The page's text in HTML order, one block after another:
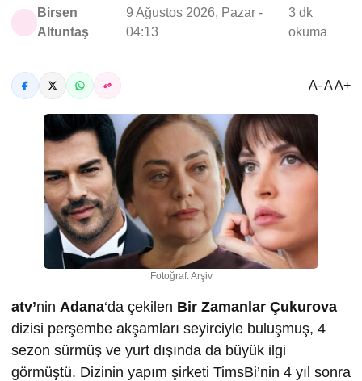
Birsen
Altuntaş
9 Ağustos 2026, Pazar -
04:13
3 dk
okuma
A- A A+
Fotoğraf: Arşiv
atv’nin Adana‘da çekilen Bir Zamanlar Çukurova
dizisi perşembe akşamları seyirciyle buluşmuş, 4
sezon sürmüş ve yurt dışında da büyük ilgi
görmüştü. Dizinin yapım şirketi TimsBi’nin 4 yıl sonra